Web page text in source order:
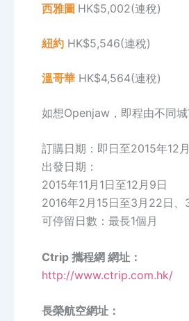
西雅圖 HK$5,002(連稅)
紐約 HK$5,546(連稅)
溫哥華 HK$4,564(連稅)
如想Openjaw，即程由不同
訂購日期：即日至2015年12
出發日期：
2015年11月1日至12月9日
2016年2月15日至3月22日、
可停留日數：最長1個月
Ctrip 攜程網 網址：
http://www.ctrip.com.hk/
長榮航空網址：